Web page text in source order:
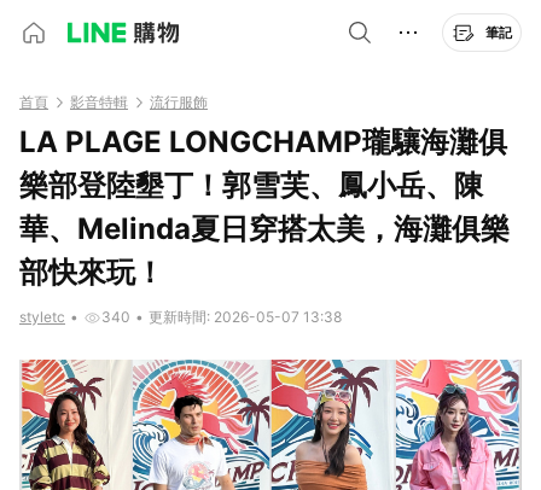
筆記
首頁 影音特輯 流行服飾
LA PLAGE LONGCHAMP瓏驤海灘俱
樂部登陸墾丁！郭雪芙、鳳小岳、陳
華、Melinda夏日穿搭太美，海灘俱樂
部快來玩！
styletc • 340 • 更新時間: 2026-05-07 13:38